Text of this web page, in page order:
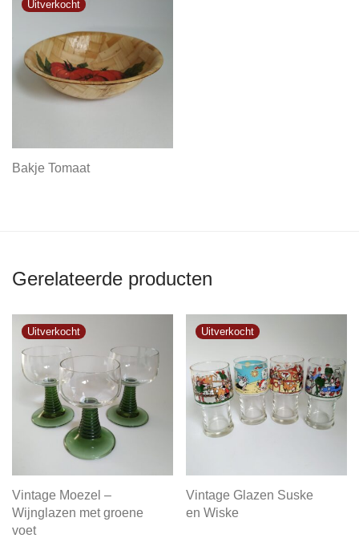
Bakje Tomaat
Gerelateerde producten
Vintage Moezel –
Wijnglazen met groene
voet
Vintage Glazen Suske
en Wiske